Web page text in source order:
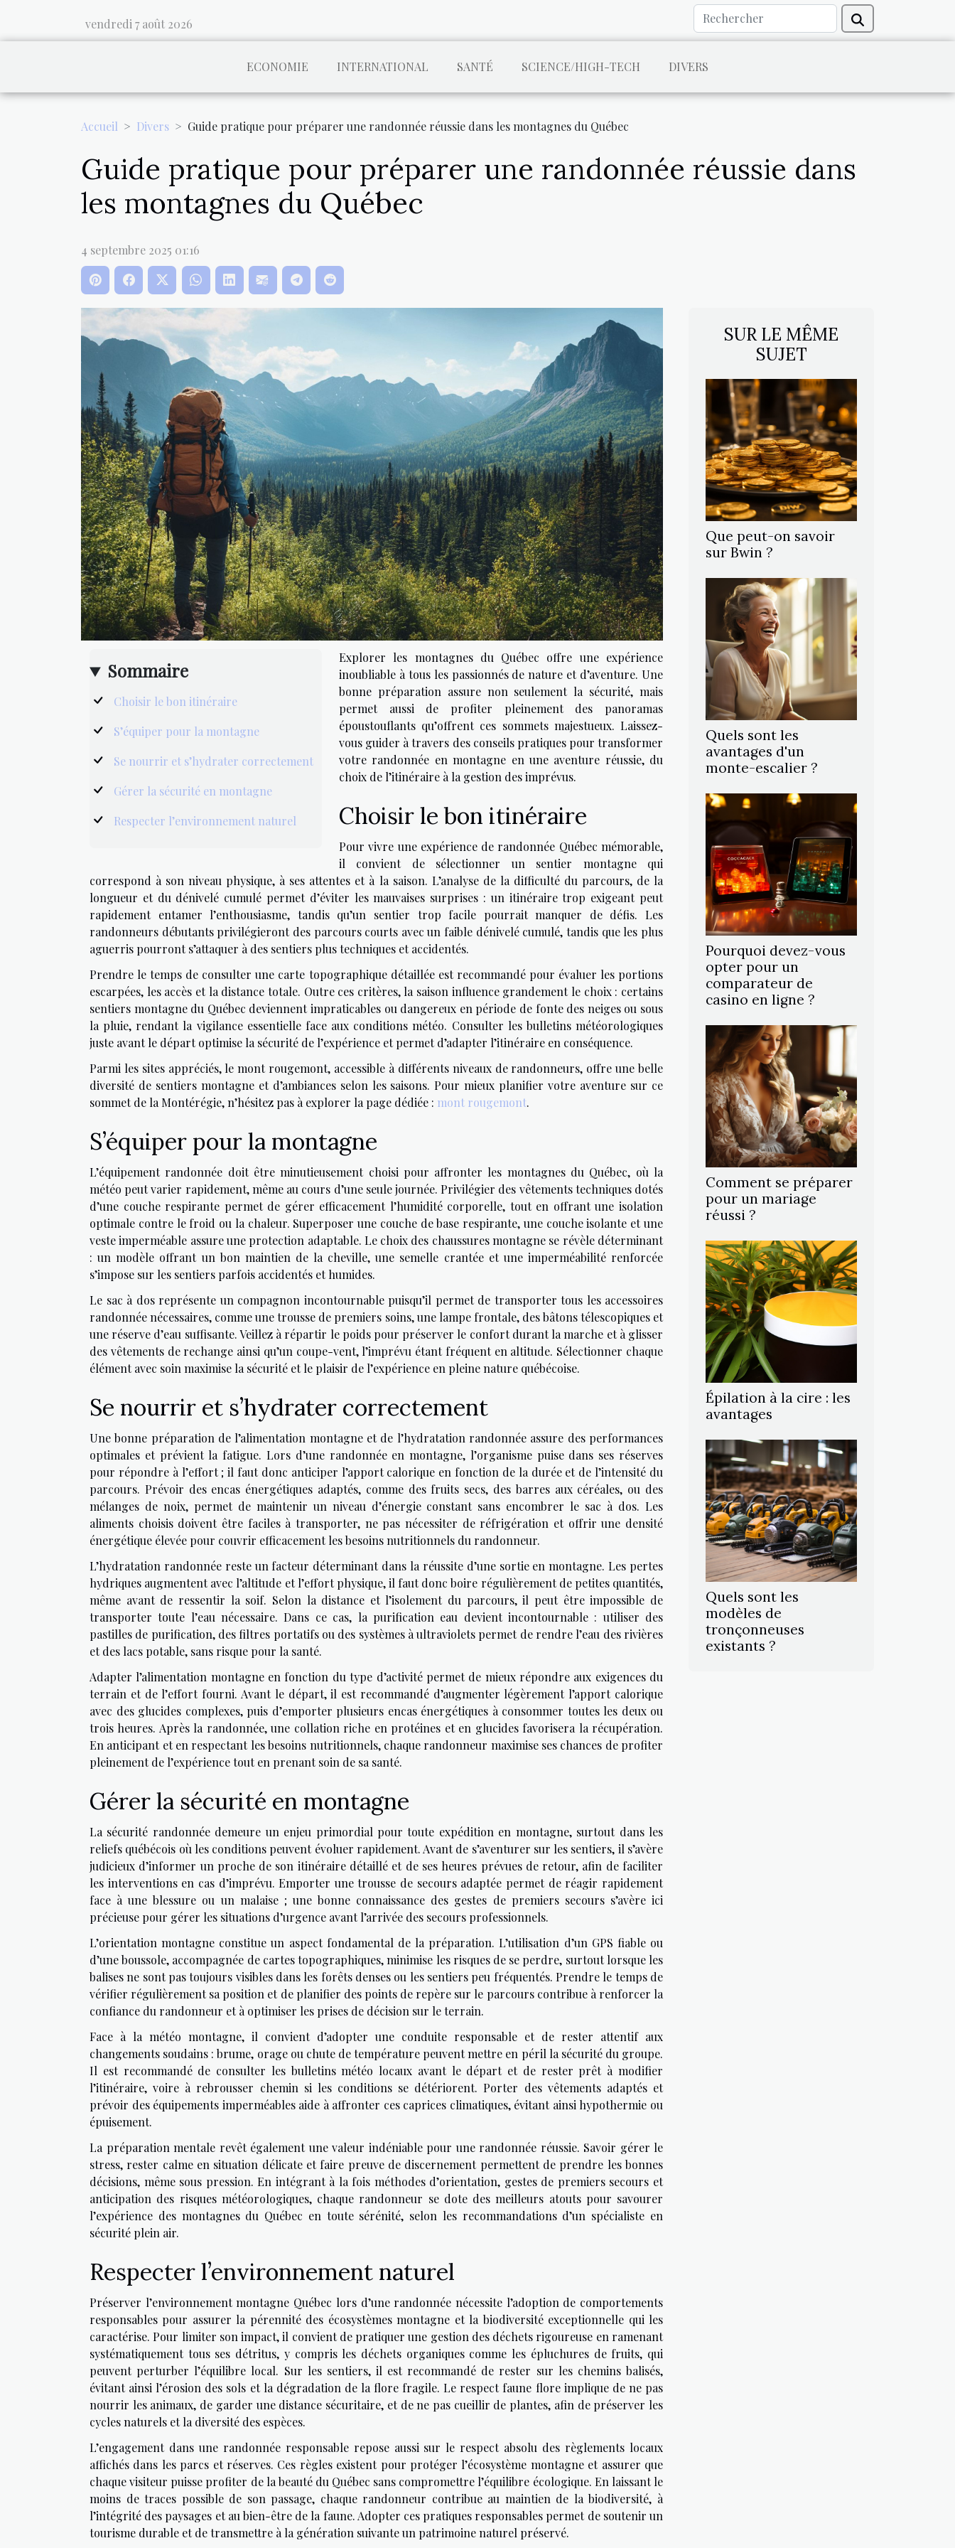
vendredi 7 août 2026
ECONOMIE INTERNATIONAL SANTÉ SCIENCE/HIGH-TECH DIVERS
Accueil Divers Guide pratique pour préparer une randonnée réussie dans les montagnes du Québec
Guide pratique pour préparer une randonnée réussie dans
les montagnes du Québec
4 septembre 2025 01:16
Sommaire
Choisir le bon itinéraire
S’équiper pour la montagne
Se nourrir et s’hydrater correctement
Gérer la sécurité en montagne
Respecter l’environnement naturel
Explorer les montagnes du Québec offre une expérience
inoubliable à tous les passionnés de nature et d’aventure. Une
bonne préparation assure non seulement la sécurité, mais
permet aussi de profiter pleinement des panoramas
époustouflants qu’offrent ces sommets majestueux. Laissez-
vous guider à travers des conseils pratiques pour transformer
votre randonnée en montagne en une aventure réussie, du
choix de l’itinéraire à la gestion des imprévus.
Choisir le bon itinéraire
Pour vivre une expérience de randonnée Québec mémorable,
il convient de sélectionner un sentier montagne qui
correspond à son niveau physique, à ses attentes et à la saison. L’analyse de la difficulté du parcours, de la
longueur et du dénivelé cumulé permet d’éviter les mauvaises surprises : un itinéraire trop exigeant peut
rapidement entamer l’enthousiasme, tandis qu’un sentier trop facile pourrait manquer de défis. Les
randonneurs débutants privilégieront des parcours courts avec un faible dénivelé cumulé, tandis que les plus
aguerris pourront s’attaquer à des sentiers plus techniques et accidentés.
Prendre le temps de consulter une carte topographique détaillée est recommandé pour évaluer les portions
escarpées, les accès et la distance totale. Outre ces critères, la saison influence grandement le choix : certains
sentiers montagne du Québec deviennent impraticables ou dangereux en période de fonte des neiges ou sous
la pluie, rendant la vigilance essentielle face aux conditions météo. Consulter les bulletins météorologiques
juste avant le départ optimise la sécurité de l’expérience et permet d’adapter l’itinéraire en conséquence.
Parmi les sites appréciés, le mont rougemont, accessible à différents niveaux de randonneurs, offre une belle
diversité de sentiers montagne et d’ambiances selon les saisons. Pour mieux planifier votre aventure sur ce
sommet de la Montérégie, n’hésitez pas à explorer la page dédiée : mont rougemont.
S’équiper pour la montagne
L’équipement randonnée doit être minutieusement choisi pour affronter les montagnes du Québec, où la
météo peut varier rapidement, même au cours d’une seule journée. Privilégier des vêtements techniques dotés
d’une couche respirante permet de gérer efficacement l’humidité corporelle, tout en offrant une isolation
optimale contre le froid ou la chaleur. Superposer une couche de base respirante, une couche isolante et une
veste imperméable assure une protection adaptable. Le choix des chaussures montagne se révèle déterminant
: un modèle offrant un bon maintien de la cheville, une semelle crantée et une imperméabilité renforcée
s’impose sur les sentiers parfois accidentés et humides.
Le sac à dos représente un compagnon incontournable puisqu’il permet de transporter tous les accessoires
randonnée nécessaires, comme une trousse de premiers soins, une lampe frontale, des bâtons télescopiques et
une réserve d’eau suffisante. Veillez à répartir le poids pour préserver le confort durant la marche et à glisser
des vêtements de rechange ainsi qu’un coupe-vent, l’imprévu étant fréquent en altitude. Sélectionner chaque
élément avec soin maximise la sécurité et le plaisir de l’expérience en pleine nature québécoise.
Se nourrir et s’hydrater correctement
Une bonne préparation de l’alimentation montagne et de l’hydratation randonnée assure des performances
optimales et prévient la fatigue. Lors d’une randonnée en montagne, l’organisme puise dans ses réserves
pour répondre à l’effort ; il faut donc anticiper l’apport calorique en fonction de la durée et de l’intensité du
parcours. Prévoir des encas énergétiques adaptés, comme des fruits secs, des barres aux céréales, ou des
mélanges de noix, permet de maintenir un niveau d’énergie constant sans encombrer le sac à dos. Les
aliments choisis doivent être faciles à transporter, ne pas nécessiter de réfrigération et offrir une densité
énergétique élevée pour couvrir efficacement les besoins nutritionnels du randonneur.
L’hydratation randonnée reste un facteur déterminant dans la réussite d’une sortie en montagne. Les pertes
hydriques augmentent avec l’altitude et l’effort physique, il faut donc boire régulièrement de petites quantités,
même avant de ressentir la soif. Selon la distance et l’isolement du parcours, il peut être impossible de
transporter toute l’eau nécessaire. Dans ce cas, la purification eau devient incontournable : utiliser des
pastilles de purification, des filtres portatifs ou des systèmes à ultraviolets permet de rendre l’eau des rivières
et des lacs potable, sans risque pour la santé.
Adapter l’alimentation montagne en fonction du type d’activité permet de mieux répondre aux exigences du
terrain et de l’effort fourni. Avant le départ, il est recommandé d’augmenter légèrement l’apport calorique
avec des glucides complexes, puis d’emporter plusieurs encas énergétiques à consommer toutes les deux ou
trois heures. Après la randonnée, une collation riche en protéines et en glucides favorisera la récupération.
En anticipant et en respectant les besoins nutritionnels, chaque randonneur maximise ses chances de profiter
pleinement de l’expérience tout en prenant soin de sa santé.
Gérer la sécurité en montagne
La sécurité randonnée demeure un enjeu primordial pour toute expédition en montagne, surtout dans les
reliefs québécois où les conditions peuvent évoluer rapidement. Avant de s’aventurer sur les sentiers, il s’avère
judicieux d’informer un proche de son itinéraire détaillé et de ses heures prévues de retour, afin de faciliter
les interventions en cas d’imprévu. Emporter une trousse de secours adaptée permet de réagir rapidement
face à une blessure ou un malaise ; une bonne connaissance des gestes de premiers secours s’avère ici
précieuse pour gérer les situations d’urgence avant l’arrivée des secours professionnels.
L’orientation montagne constitue un aspect fondamental de la préparation. L’utilisation d’un GPS fiable ou
d’une boussole, accompagnée de cartes topographiques, minimise les risques de se perdre, surtout lorsque les
balises ne sont pas toujours visibles dans les forêts denses ou les sentiers peu fréquentés. Prendre le temps de
vérifier régulièrement sa position et de planifier des points de repère sur le parcours contribue à renforcer la
confiance du randonneur et à optimiser les prises de décision sur le terrain.
Face à la météo montagne, il convient d’adopter une conduite responsable et de rester attentif aux
changements soudains : brume, orage ou chute de température peuvent mettre en péril la sécurité du groupe.
Il est recommandé de consulter les bulletins météo locaux avant le départ et de rester prêt à modifier
l’itinéraire, voire à rebrousser chemin si les conditions se détériorent. Porter des vêtements adaptés et
prévoir des équipements imperméables aide à affronter ces caprices climatiques, évitant ainsi hypothermie ou
épuisement.
La préparation mentale revêt également une valeur indéniable pour une randonnée réussie. Savoir gérer le
stress, rester calme en situation délicate et faire preuve de discernement permettent de prendre les bonnes
décisions, même sous pression. En intégrant à la fois méthodes d’orientation, gestes de premiers secours et
anticipation des risques météorologiques, chaque randonneur se dote des meilleurs atouts pour savourer
l’expérience des montagnes du Québec en toute sérénité, selon les recommandations d’un spécialiste en
sécurité plein air.
Respecter l’environnement naturel
Préserver l’environnement montagne Québec lors d’une randonnée nécessite l’adoption de comportements
responsables pour assurer la pérennité des écosystèmes montagne et la biodiversité exceptionnelle qui les
caractérise. Pour limiter son impact, il convient de pratiquer une gestion des déchets rigoureuse en ramenant
systématiquement tous ses détritus, y compris les déchets organiques comme les épluchures de fruits, qui
peuvent perturber l’équilibre local. Sur les sentiers, il est recommandé de rester sur les chemins balisés,
évitant ainsi l’érosion des sols et la dégradation de la flore fragile. Le respect faune flore implique de ne pas
nourrir les animaux, de garder une distance sécuritaire, et de ne pas cueillir de plantes, afin de préserver les
cycles naturels et la diversité des espèces.
L’engagement dans une randonnée responsable repose aussi sur le respect absolu des règlements locaux
affichés dans les parcs et réserves. Ces règles existent pour protéger l’écosystème montagne et assurer que
chaque visiteur puisse profiter de la beauté du Québec sans compromettre l’équilibre écologique. En laissant le
moins de traces possible de son passage, chaque randonneur contribue au maintien de la biodiversité, à
l’intégrité des paysages et au bien-être de la faune. Adopter ces pratiques responsables permet de soutenir un
tourisme durable et de transmettre à la génération suivante un patrimoine naturel préservé.
SUR LE MÊME
SUJET
Que peut-on savoir
sur Bwin ?
Quels sont les
avantages d'un
monte-escalier ?
Pourquoi devez-vous
opter pour un
comparateur de
casino en ligne ?
Comment se préparer
pour un mariage
réussi ?
Épilation à la cire : les
avantages
Quels sont les
modèles de
tronçonneuses
existants ?